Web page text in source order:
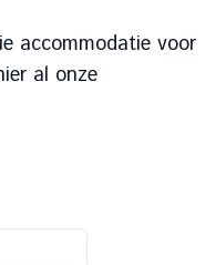
accommodatie voor
al onze